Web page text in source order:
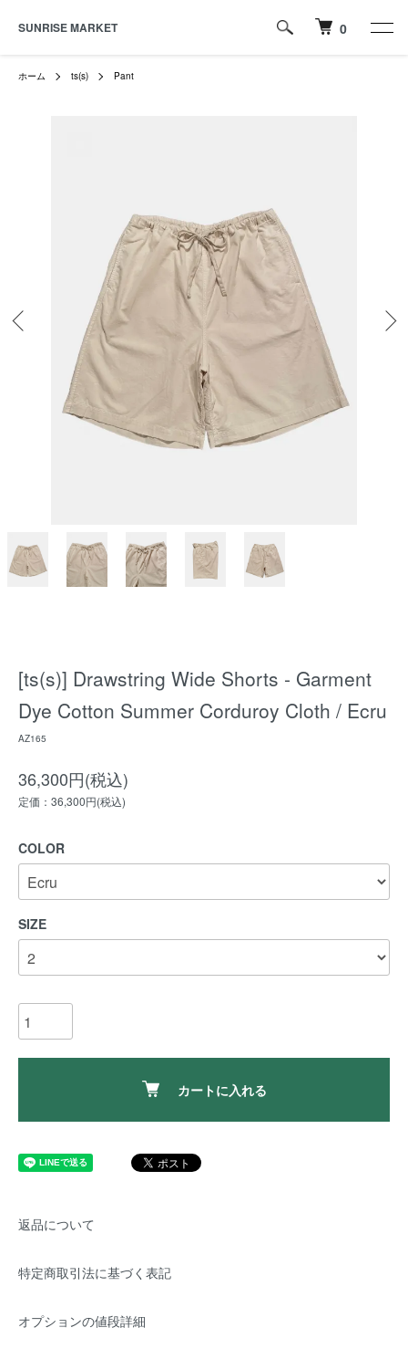
SUNRISE MARKET 0
ホーム ts(s) Pant
[ts(s)] Drawstring Wide Shorts - Garment
Dye Cotton Summer Corduroy Cloth / Ecru
AZ165
36,300円(税込)
定価：36,300円(税込)
COLOR
SIZE
カートに入れる
返品について
特定商取引法に基づく表記
オプションの値段詳細